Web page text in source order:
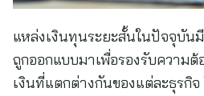
แหล่งเงินทุนระยะสั้นในปัจจุบัน
ถูกออกแบบมาเพื่อรองรับความ
เงินที่แตกต่างกันของแต่ละธุรกิ